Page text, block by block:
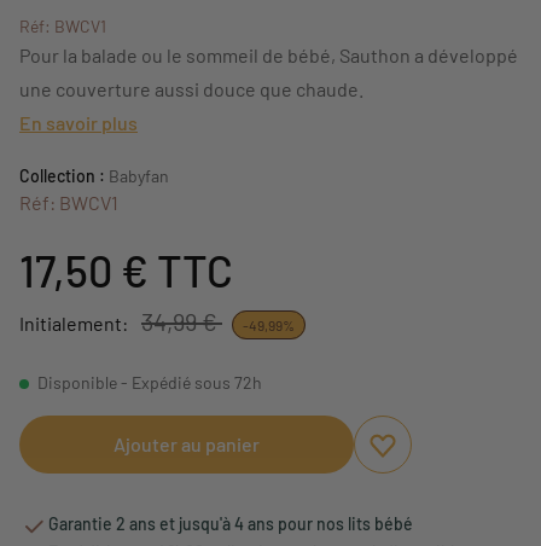
Réf: BWCV1
Pour la balade ou le sommeil de bébé, Sauthon a développé
une couverture aussi douce que chaude.
En savoir plus
Collection : Babyfan
Réf: BWCV1
17,50 € TTC
Initialement: 34,99 € -49,99%
Disponible - Expédié sous 72h
Ajouter au panier
Ajouter aux favoris
Supprimer des
Garantie 2 ans et jusqu'à 4 ans pour nos lits bébé